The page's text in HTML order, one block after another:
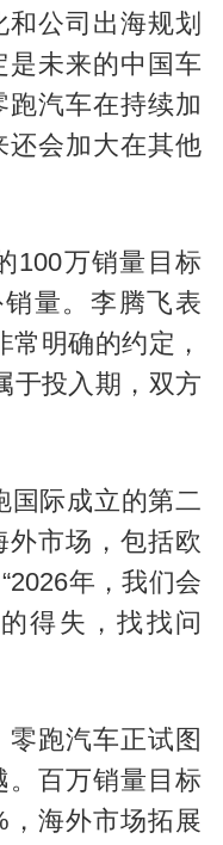
公司出海规划
是未来的中国车
汽车在持续加
还会加大在其他
100万销量目标
量。李腾飞表
常明确的约定，
于投入期，双方
国际成立的第二
市场，包括欧
年，我们会
得失，找找问
跑汽车正试图
。百万销量目标
，海外市场拓展